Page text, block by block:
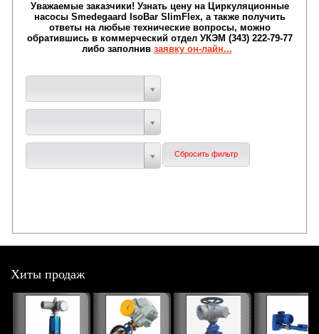
Уважаемые заказчики! Узнать цену на Циркуляционные
насосы Smedegaard IsoBar SlimFlex , а также получить
ответы на любые технические вопросы, можно
обратившись в коммерческий отдел УКЭМ (343) 222-79-77
либо заполнив заявку он-лайн...
Хиты продаж